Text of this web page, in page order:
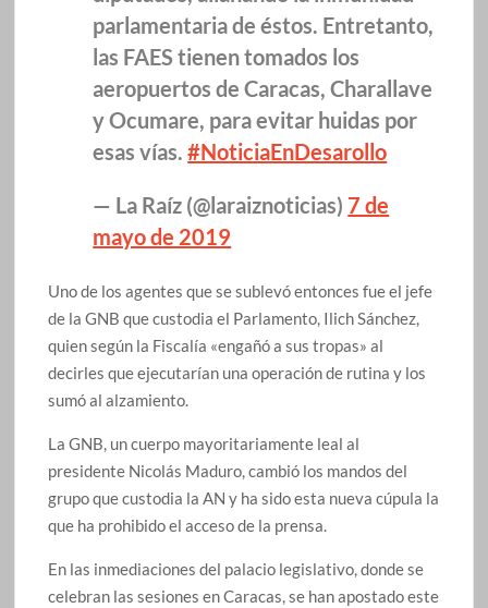
parlamentaria de éstos. Entretanto,
las FAES tienen tomados los
aeropuertos de Caracas, Charallave
y Ocumare, para evitar huidas por
esas vías.#NoticiaEnDesarollo
— La Raíz (@laraiznoticias) 7 de
mayo de 2019
Uno de los agentes que se sublevó entonces fue el jefe
de la GNB que custodia el Parlamento, Ilich Sánchez,
quien según la Fiscalía «engañó a sus tropas» al
decirles que ejecutarían una operación de rutina y los
sumó al alzamiento.
La GNB, un cuerpo mayoritariamente leal al
presidente Nicolás Maduro, cambió los mandos del
grupo que custodia la AN y ha sido esta nueva cúpula la
que ha prohibido el acceso de la prensa.
En las inmediaciones del palacio legislativo, donde se
celebran las sesiones en Caracas, se han apostado este